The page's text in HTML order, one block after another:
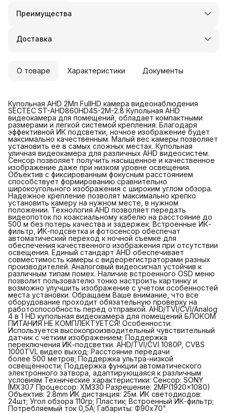
Преимущества
Оплата частями в Сплит
Удобный возврат
Доставка
О товаре Характеристики Документы
Купольная AHD 2Мп FullHD камера видеонаблюдения
SECTEC ST-AHD860HD4S-2M-2.8 Купольная AHD
видеокамера для помещений, обладает компактными
размерами и легкой системой крепления. Благодаря
эффективной ИК подсветки, ночное изображение будет
максимально качественным. Малый вес камеры позволяет
установить ее в самых сложных местах. Купольная
уличная видеокамера для различных AHD видеосистем.
Сенсор позволяет получить насыщенное и качественное
изображение даже при низком уровне освещения.
Объектив с фиксированным фокусным расстоянием
способствует формированию сравнительно
широкоугольного изображения с широким углом обзора.
Надежное крепление позволят максимально крепко
установить камеру на нужном месте, в нужном
положении. Технология AHD позволяет передать
видеопоток по коаксиальному кабелю на расстояние до
500 м без потерь качества и задержек. Встроенные ИК-
фильтр, ИК-подсветка и фотосенсор обеспечат
автоматический переход к ночной съемке для
обеспечения качественного изображения при отсутствии
освещения. Единый стандарт AHD обеспечивает
совместимость камеры с видеорегистраторами разных
производителей. Аналоговый видеосигнал устойчив к
различным типам помех. Наличие встроенного OSD меню
позволит пользователю тонко настроить картинку и
возможно улучшить изображение с учетом особенностей
места установки. Обращаем Ваше внимание, что все
оборудование проходит обязательную проверку на
работоспособность перед отправкой. AHD/TVI/CVI/Analog
4 в 1 HD купольная видеокамера для помещений БЛОКОМ
ПИТАНИЯ НЕ КОМПЛЕКТУЕТСЯ! Особенности:
Используется высокопроизводительный чувствительный
датчик с чётким изображением; Поддержка
переключения ИК-подсветки. AHD/TVI/CVI 1080P, CVBS
1000TVL видео выход; Расстояние передачи
более 500 метров; Поддержка ультра-низкой
освещённости; Поддержка функции автоматического
электронного затвора, адаптирующаяся к различным
условиям Технические характеристики: Сенсор: SONY
IMX307 Процессор: XM330 Разрешение: 2MP(1920x1080)
Объектив: 2.8mm ИК дистанция: 25м. ИК светодиодов:
24шт; Угол обзора 110гр; Пластик; Встроенный ИК-фильтр;
Потребляемый ток 0,5А; Габариты: Ф90х70"